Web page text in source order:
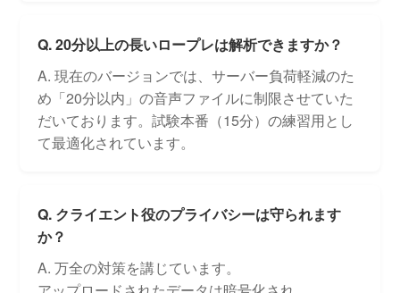
Q. 20分以上の長いロープレは解析できますか？
A. 現在のバージョンでは、サーバー負荷軽減のた
め「20分以内」の音声ファイルに制限させていた
だいております。試験本番（15分）の練習用とし
て最適化されています。
Q. クライエント役のプライバシーは守られます
か？
A. 万全の対策を講じています。